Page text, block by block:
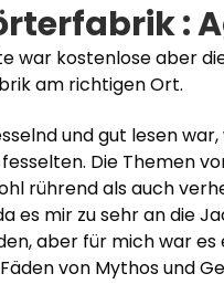
:
war kostenlose aber
am richtigen Ort.
und gut lesen
Die Themen
rührend als auch
es mir zu sehr an die
aber für mich war
von Mythos und